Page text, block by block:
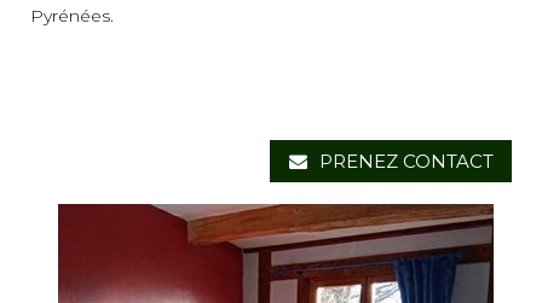
Pyrénées.
PRENEZ CONTACT